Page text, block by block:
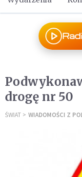
drogę nr 50
ŚWIAT WIADOMOŚCI Z